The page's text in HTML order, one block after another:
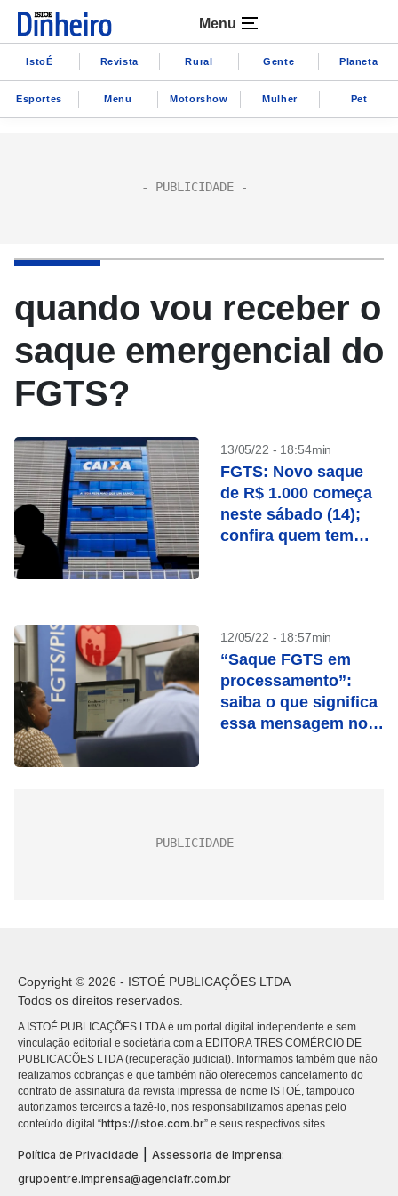
Menu
IstoÉ Revista Rural Gente Planeta
Esportes Menu Motorshow Mulher Pet
quando vou receber o
saque emergencial do
FGTS?
13/05/22 - 18:54min
FGTS: Novo saque
de R$ 1.000 começa
neste sábado (14);
confira quem tem
12/05/22 - 18:57min
“Saque FGTS em
processamento”:
saiba o que significa
essa mensagem no
Copyright © 2026 - ISTOÉ PUBLICAÇÕES LTDA
Todos os direitos reservados.
A ISTOÉ PUBLICAÇÕES LTDA é um portal digital independente e sem
vinculação editorial e societária com a EDITORA TRES COMÉRCIO DE
PUBLICACÕES LTDA (recuperação judicial). Informamos também que não
realizamos cobranças e que também não oferecemos cancelamento do
contrato de assinatura da revista impressa de nome ISTOÉ, tampouco
autorizamos terceiros a fazê-lo, nos responsabilizamos apenas pelo
conteúdo digital “https://istoe.com.br” e seus respectivos sites.
Política de Privacidade
Assessoria de Imprensa:
grupoentre.imprensa@agenciafr.com.br